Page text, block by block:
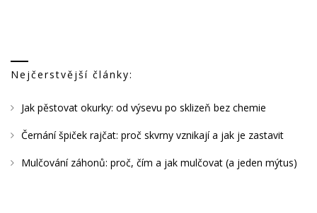
Nejčerstvější články:
Jak pěstovat okurky: od výsevu po sklizeň bez chemie
Černání špiček rajčat: proč skvrny vznikají a jak je zastavit
Mulčování záhonů: proč, čím a jak mulčovat (a jeden mýtus)